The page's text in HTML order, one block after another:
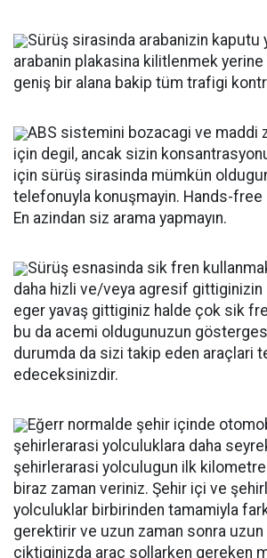
Sürüş sirasinda arabanizin kaputu
arabanin plakasina kilitlenmek yerine
geniş bir alana bakip tüm trafigi
ABS sistemini bozacagi ve maddi
için degil, ancak sizin
için sürüş sirasinda mümkün
telefonuyla konuşmayin. Hands-free
En azindan siz arama yapmayın.
Sürüş esnasinda sik fren
daha hizli ve/veya agresif gittiginizin
eger yavaş gittiginiz halde çok sik
bu da acemi oldugunuzun
durumda da sizi takip eden araçlari
edeceksinizdir.
Eğerr normalde şehir içinde
şehirlerarasi yolculuklara daha
şehirlerarasi yolculugun ilk
biraz zaman veriniz. Şehir içi ve
yolculuklar birbirinden tamamiyla
gerektirir ve uzun zaman sonra
çiktiginizda araç sollarken gereken